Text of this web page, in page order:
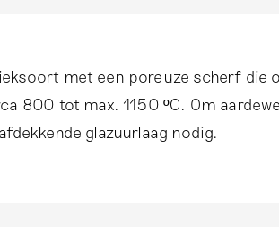
met een poreuze scherf die
800 tot max. 1150 ºC. Om
glazuurlaag nodig.